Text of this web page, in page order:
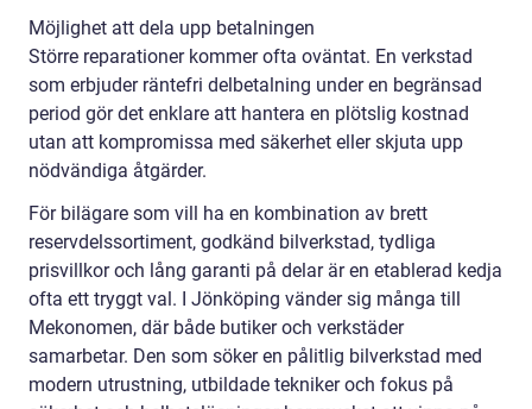
Möjlighet att dela upp betalningen
Större reparationer kommer ofta oväntat. En verkstad
som erbjuder räntefri delbetalning under en begränsad
period gör det enklare att hantera en plötslig kostnad
utan att kompromissa med säkerhet eller skjuta upp
nödvändiga åtgärder.
För bilägare som vill ha en kombination av brett
reservdelssortiment, godkänd bilverkstad, tydliga
prisvillkor och lång garanti på delar är en etablerad kedja
ofta ett tryggt val. I Jönköping vänder sig många till
Mekonomen, där både butiker och verkstäder
samarbetar. Den som söker en pålitlig bilverkstad med
modern utrustning, utbildade tekniker och fokus på